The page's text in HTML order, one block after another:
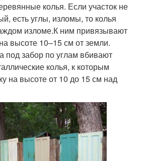
колья. Если участок не
есть углы, изломы, то колья
изломе.К ним привязывают
высоте 10–15 см от земли.
под забор по углам вбивают
колья, к которым
на высоте от 10 до 15 см над